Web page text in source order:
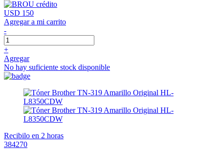
USD 150
Agregar a mi carrito
-
+
Agregar
No hay suficiente stock disponible
Recibilo en 2 horas
384270